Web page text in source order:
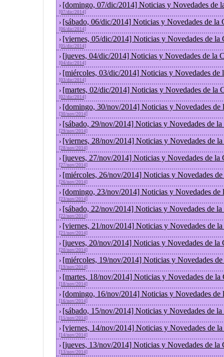
› [domingo, 07/dic/2014] Noticias y Novedades de
[07/dic/2014]
› [sábado, 06/dic/2014] Noticias y Novedades de la
[06/dic/2014]
› [viernes, 05/dic/2014] Noticias y Novedades de la
[05/dic/2014]
› [jueves, 04/dic/2014] Noticias y Novedades de la
[04/dic/2014]
› [miércoles, 03/dic/2014] Noticias y Novedades de
[03/dic/2014]
› [martes, 02/dic/2014] Noticias y Novedades de la
[02/dic/2014]
› [domingo, 30/nov/2014] Noticias y Novedades de
[30/nov/2014]
› [sábado, 29/nov/2014] Noticias y Novedades de
[29/nov/2014]
› [viernes, 28/nov/2014] Noticias y Novedades de
[28/nov/2014]
› [jueves, 27/nov/2014] Noticias y Novedades de la
[27/nov/2014]
› [miércoles, 26/nov/2014] Noticias y Novedades
[26/nov/2014]
› [domingo, 23/nov/2014] Noticias y Novedades de
[23/nov/2014]
› [sábado, 22/nov/2014] Noticias y Novedades de
[22/nov/2014]
› [viernes, 21/nov/2014] Noticias y Novedades de
[21/nov/2014]
› [jueves, 20/nov/2014] Noticias y Novedades de la
[20/nov/2014]
› [miércoles, 19/nov/2014] Noticias y Novedades
[19/nov/2014]
› [martes, 18/nov/2014] Noticias y Novedades de la
[18/nov/2014]
› [domingo, 16/nov/2014] Noticias y Novedades de
[16/nov/2014]
› [sábado, 15/nov/2014] Noticias y Novedades de
[15/nov/2014]
› [viernes, 14/nov/2014] Noticias y Novedades de
[14/nov/2014]
› [jueves, 13/nov/2014] Noticias y Novedades de la
[13/nov/2014]